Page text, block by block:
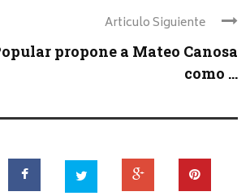
Articulo Siguiente
propone a Mateo Canosa
como ...